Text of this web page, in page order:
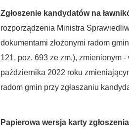
Zgłoszenie kandydatów na
rozporządzenia Ministra
dokumentami złożonymi radom
121, poz. 693 ze zm.), zmienionym
października 2022 roku
radom gmin przy zgłaszaniu
Papierowa wersja karty